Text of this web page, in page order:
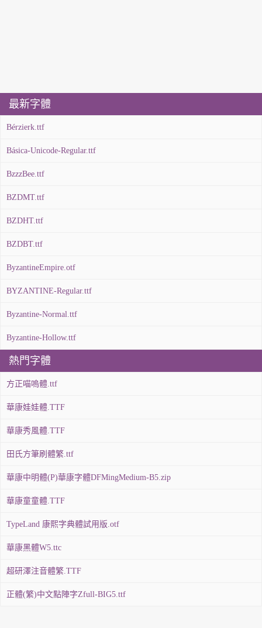
最新字體
Bérzierk.ttf
Básica-Unicode-Regular.ttf
BzzzBee.ttf
BZDMT.ttf
BZDHT.ttf
BZDBT.ttf
ByzantineEmpire.otf
BYZANTINE-Regular.ttf
Byzantine-Normal.ttf
Byzantine-Hollow.ttf
熱門字體
方正喵嗚體.ttf
華康娃娃體.TTF
華康秀風體.TTF
田氏方筆刷體繁.ttf
華康中明體(P)華康字體DFMingMedium-B5.zip
華康童童體.TTF
TypeLand 康熙字典體試用版.otf
華康黑體W5.ttc
超研澤注音體繁.TTF
正體(繁)中文點陣字Zfull-BIG5.ttf